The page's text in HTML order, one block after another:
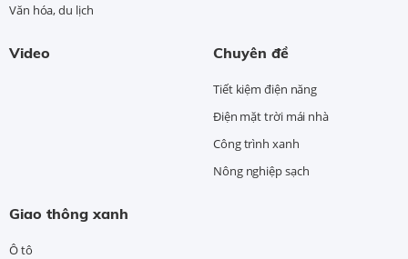
Văn hóa, du lịch
Video Chuyên đề
Tiết kiệm điện năng
Điện mặt trời mái nhà
Công trình xanh
Nông nghiệp sạch
Giao thông xanh
Ô tô